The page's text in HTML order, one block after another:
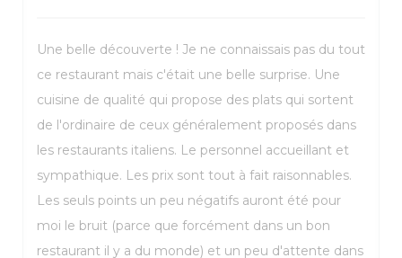
Une belle découverte ! Je ne connaissais pas du tout
ce restaurant mais c'était une belle surprise. Une
cuisine de qualité qui propose des plats qui sortent
de l'ordinaire de ceux généralement proposés dans
les restaurants italiens. Le personnel accueillant et
sympathique. Les prix sont tout à fait raisonnables.
Les seuls points un peu négatifs auront été pour
moi le bruit (parce que forcément dans un bon
restaurant il y a du monde) et un peu d'attente dans